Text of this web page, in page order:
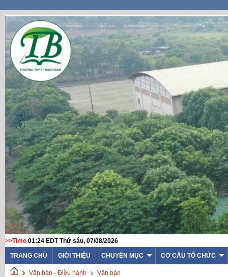
>>Time 01:24 EDT Thứ sáu, 07/08/2026
TRANG CHỦ GIỚI THIỆU CHUYÊN MỤC CƠ CẤU TỔ CHỨC
Văn bản - Điều hành Văn bản